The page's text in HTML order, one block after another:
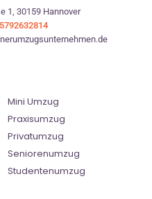
1, 30159 Hannover
Mini Umzug
Praxisumzug
Privatumzug
Seniorenumzug
Studentenumzug